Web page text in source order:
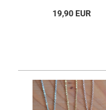
19,90 EUR